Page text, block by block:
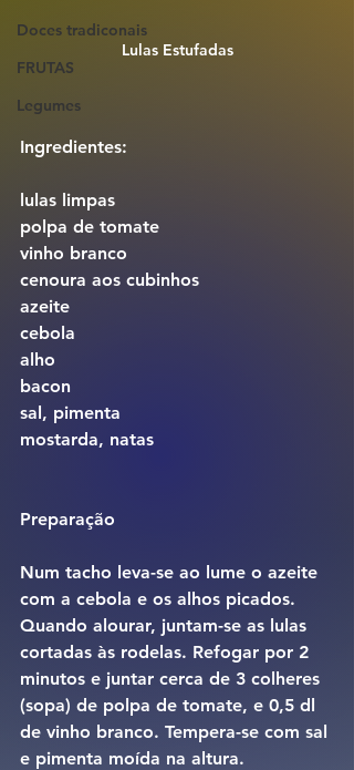
Doces tradiconais
FRUTAS
Legumes
Lulas Estufadas
Ingredientes:
lulas limpas
polpa de tomate
vinho branco
cenoura aos cubinhos
azeite
cebola
alho
bacon
sal, pimenta
mostarda, natas
Preparação
Num tacho leva-se ao lume o azeite
com a cebola e os alhos picados.
Quando alourar, juntam-se as lulas
cortadas às rodelas. Refogar por 2
minutos e juntar cerca de 3 colheres
(sopa) de polpa de tomate, e 0,5 dl
de vinho branco. Tempera-se com sal
e pimenta moída na altura.